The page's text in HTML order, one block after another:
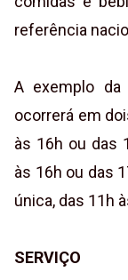
referência
A exemplo da
ocorrerá em
às 16h ou das
às 16h ou das
única, das 11h
SERVIÇO